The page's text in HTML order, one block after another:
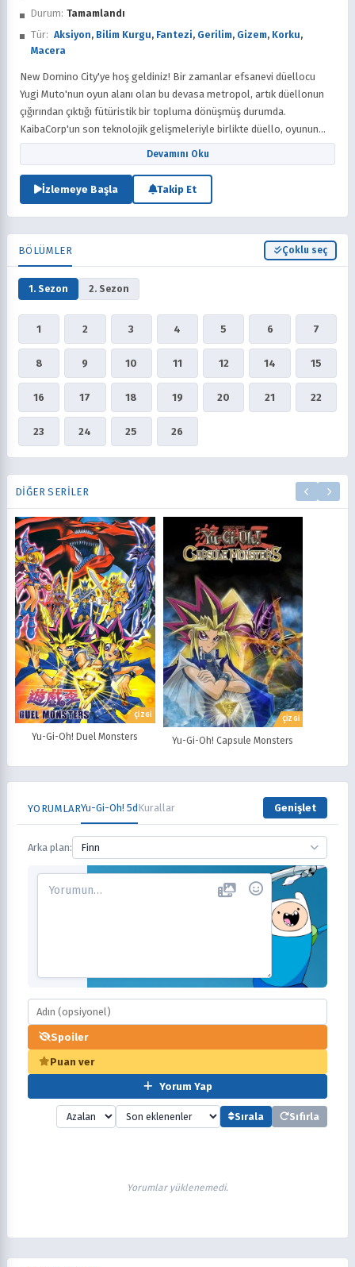
Durum: Tamamlandı
Tür: Aksiyon, Bilim Kurgu, Fantezi, Gerilim, Gizem, Korku,
Macera
New Domino City'ye hoş geldiniz! Bir zamanlar efsanevi düellocu
Yugi Muto'nun oyun alanı olan bu devasa metropol, artık düellonun
çığırından çıktığı fütüristik bir topluma dönüşmüş durumda.
KaibaCorp'un son teknolojik gelişmeleriyle birlikte düello, oyunun
yapısını ve hızını kökten değiştiren bir başkalaşım geçirdi! Artık nefes
kesen, adrenalin dolu ve yakıt enjeksiyonlu bir rekabet söz konusu;
düellocular, Duel Runner adı verilen süper güçlü hiper motorlara
biniyor ve 'Turbo Düello' denilen yüksek oktanlı yarışmalarda
kapışıyor.
Devamını Oku
İzlemeye Başla Takip Et
BÖLÜMLER Çoklu seç
1. Sezon 2. Sezon
1 2 3 4 5 6 7
8 9 10 11 12 14 15
16 17 18 19 20 21 22
23 24 25 26
DIĞER SERILER
ÇİZGİ
Yu-Gi-Oh! Duel Monsters
ÇİZGİ
Yu-Gi-Oh! Capsule Monsters
YORUMLARYu-Gi-Oh! 5dKurallar Genişlet
Arka plan: Finn
Spoiler
Puan ver
Yorum Yap
Sırala Sıfırla
Yorumlar yüklenemedi.